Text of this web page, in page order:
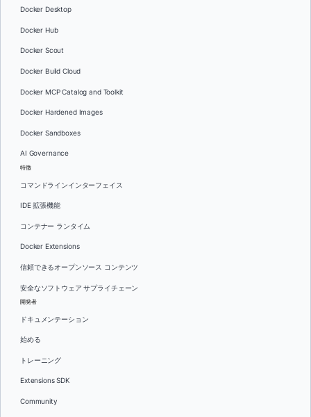
Docker Desktop
Docker Hub
Docker Scout
Docker Build Cloud
Docker MCP Catalog and Toolkit
Docker Hardened Images
Docker Sandboxes
AI Governance
特徴
コマンドラインインターフェイス
IDE 拡張機能
コンテナー ランタイム
Docker Extensions
信頼できるオープンソース コンテンツ
安全なソフトウェア サプライチェーン
開発者
ドキュメンテーション
始める
トレーニング
Extensions SDK
Community